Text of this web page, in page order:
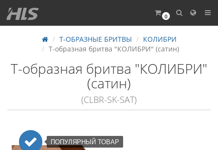
0
Т-ОБРАЗНЫЕ БРИТВЫ
КОЛИБРИ
Т-образная бритва "КОЛИБРИ" (сатин)
Т-образная бритва "КОЛИБРИ"
(сатин)
(СLBR-SK-SAT)
ПОПУЛЯРНЫЙ ТОВАР